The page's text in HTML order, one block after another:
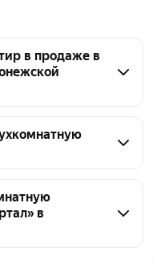
в продаже в
области 34
8 объявлений от
и
районе в
в